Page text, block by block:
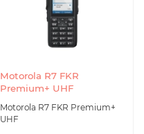
Motorola R7 FKR
Premium+ UHF
Motorola R7 FKR Premium+
UHF